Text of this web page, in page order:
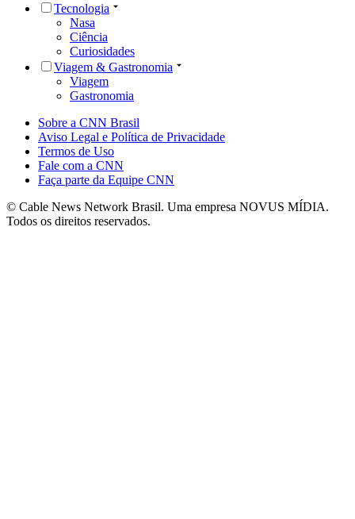
Tecnologia
Nasa
Ciência
Curiosidades
Viagem & Gastronomia
Viagem
Gastronomia
Sobre a CNN Brasil
Aviso Legal e Política de Privacidade
Termos de Uso
Fale com a CNN
Faça parte da Equipe CNN
© Cable News Network Brasil. Uma empresa NOVUS MÍDIA.
Todos os direitos reservados.